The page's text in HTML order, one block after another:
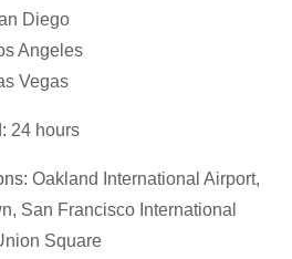
Diego
Angeles
Vegas
24 hours
Oakland International Airport,
San Francisco International
Square